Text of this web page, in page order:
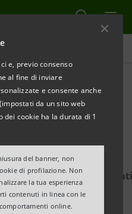
e, previo consenso
al fine di inviare
e consente anche
da un sito web
dei cookie ha la durata di 1
del banner, non
di profilazione. Non
la tua esperienza
contenuti in linea con le
online.
IL PROGETTO
For Funding–Formula